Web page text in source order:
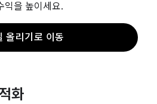
익을 높이세요.
올리기로 이동
화